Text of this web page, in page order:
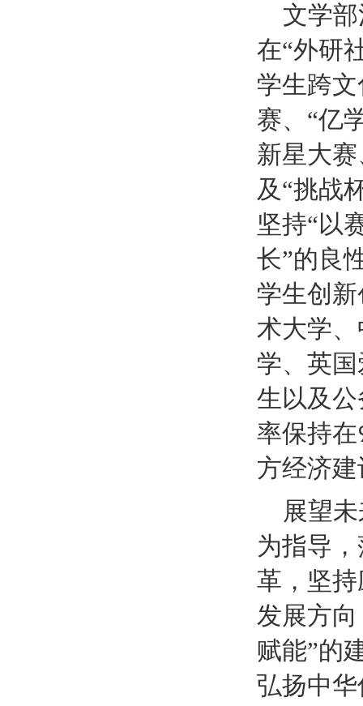
文学
在“外研
学生跨
赛、“亿
新星大
及“挑战
坚持“以
长”的良
学生创
术大学
学、英
生以及
率保持在
方经济
展望
为指导
革，坚
发展方
赋能”的
弘扬中